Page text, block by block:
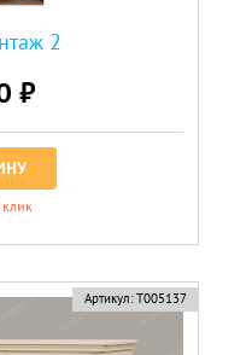
2
₽
Артикул: Т005137